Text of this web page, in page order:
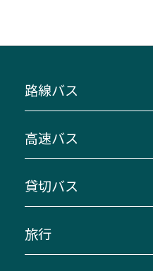
路線バス
主要停留所案内図・時
路線バスのご利用方法
三重交通接近情報バス
高速バス
南紀・VISON～横浜・
伊賀～名古屋
貸切バス
貸切バスのご利用につ
旅行